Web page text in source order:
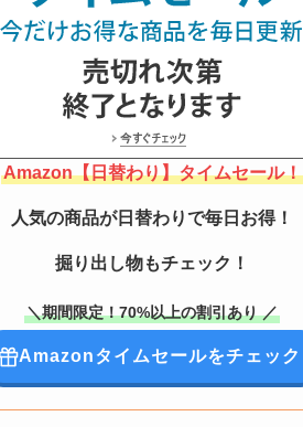
Amazon【日替わり】タイムセール！
人気の商品が日替わりで毎日お得！
掘り出し物もチェック！
＼期間限定！70%以上の割引あり ／
Amazonタイムセールをチェック